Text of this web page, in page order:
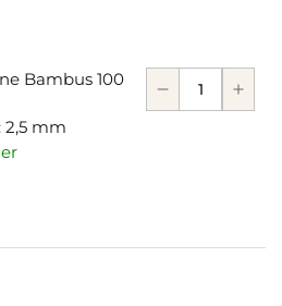
Bambus 100
2,5 mm